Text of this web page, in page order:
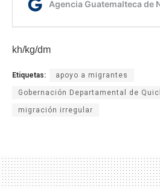
kh/kg/dm
Etiquetas: apoyo a migrantes
Gobernación Departamental de
migración irregular